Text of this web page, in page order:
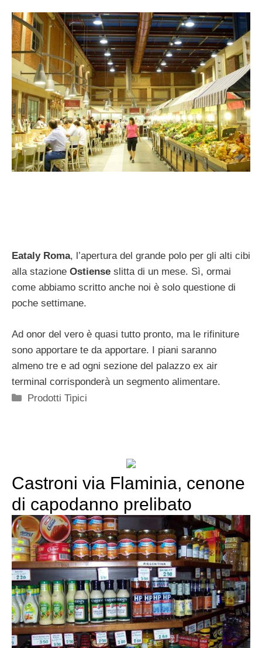
Eataly Roma, l’apertura del grande polo per gli alti cibi
alla stazione Ostiense slitta di un mese. Sì, ormai
come abbiamo scritto anche noi è solo questione di
poche settimane.
Ad onor del vero è quasi tutto pronto, ma le rifiniture
sono apportare te da apportare. I piani saranno
almeno tre e ad ogni sezione del palazzo ex air
terminal corrisponderà un segmento alimentare.
Categorie
Prodotti Tipici
Castroni via Flaminia, cenone
di capodanno prelibato